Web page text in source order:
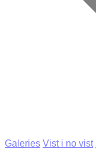
Galeries Vist i no vist